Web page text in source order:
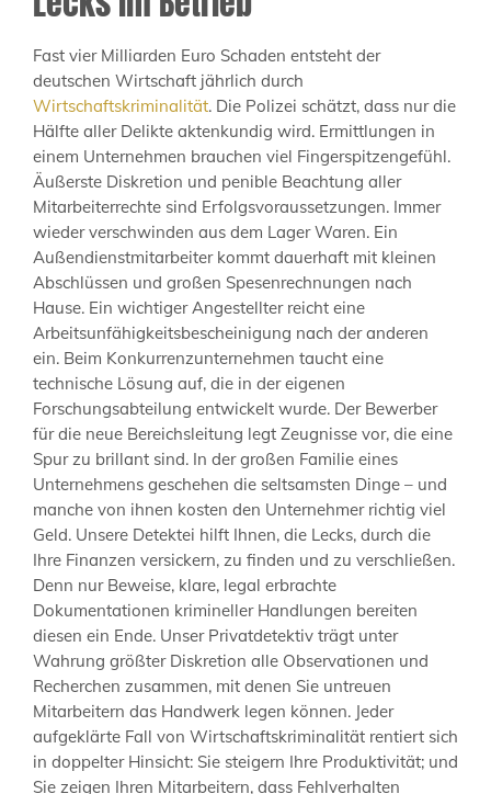
Fast vier Milliarden Euro Schaden entsteht der
deutschen Wirtschaft jährlich durch
Wirtschaftskriminalität. Die Polizei schätzt, dass nur die
Hälfte aller Delikte aktenkundig wird. Ermittlungen in
einem Unternehmen brauchen viel Fingerspitzengefühl.
Äußerste Diskretion und penible Beachtung aller
Mitarbeiterrechte sind Erfolgsvoraussetzungen. Immer
wieder verschwinden aus dem Lager Waren. Ein
Außendienstmitarbeiter kommt dauerhaft mit kleinen
Abschlüssen und großen Spesenrechnungen nach
Hause. Ein wichtiger Angestellter reicht eine
Arbeitsunfähigkeitsbescheinigung nach der anderen
ein. Beim Konkurrenzunternehmen taucht eine
technische Lösung auf, die in der eigenen
Forschungsabteilung entwickelt wurde. Der Bewerber
für die neue Bereichsleitung legt Zeugnisse vor, die eine
Spur zu brillant sind. In der großen Familie eines
Unternehmens geschehen die seltsamsten Dinge – und
manche von ihnen kosten den Unternehmer richtig viel
Geld. Unsere Detektei hilft Ihnen, die Lecks, durch die
Ihre Finanzen versickern, zu finden und zu verschließen.
Denn nur Beweise, klare, legal erbrachte
Dokumentationen krimineller Handlungen bereiten
diesen ein Ende. Unser Privatdetektiv trägt unter
Wahrung größter Diskretion alle Observationen und
Recherchen zusammen, mit denen Sie untreuen
Mitarbeitern das Handwerk legen können. Jeder
aufgeklärte Fall von Wirtschaftskriminalität rentiert sich
in doppelter Hinsicht: Sie steigern Ihre Produktivität; und
Sie zeigen Ihren Mitarbeitern, dass Fehlverhalten